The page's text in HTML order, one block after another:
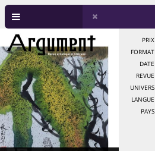
PRIX
FORMAT
DATE
REVUE
UNIVERS
LANGUE
PAYS